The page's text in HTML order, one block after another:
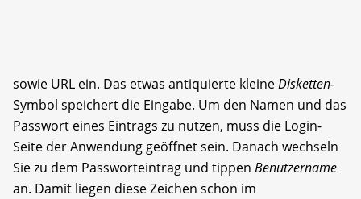
sowie URL ein. Das etwas antiquierte kleineDisketten-
Symbol speichert die Eingabe. Um den Namen und das
Passwort eines Eintrags zu nutzen, muss die Login-
Seite der Anwendung geöffnet sein. Danach wechseln
Sie zu dem Passworteintrag und tippen Benutzername
an. Damit liegen diese Zeichen schon im